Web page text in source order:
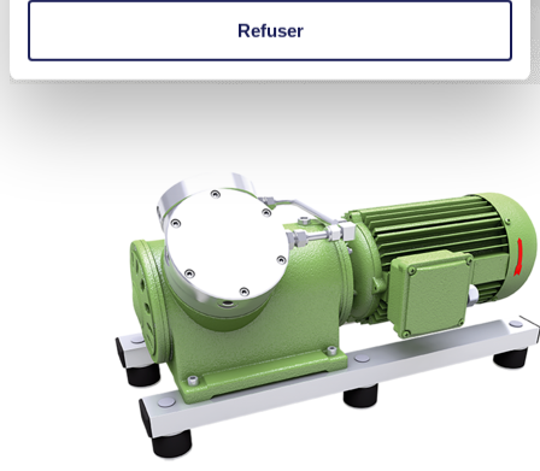
Refuser